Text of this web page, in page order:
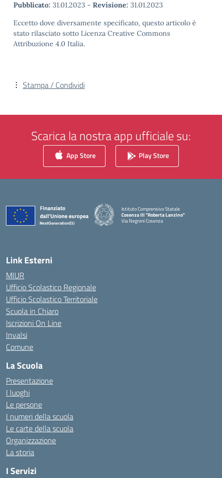
Pubblicato: 31.01.2023 - Revisione: 31.01.2023
Eccetto dove diversamente specificato, questo articolo è
stato rilasciato sotto Licenza Creative Commons
Attribuzione 4.0 Italia.
Stampa / Condividi
Scarica la nostra app ufficiale su:
App Store Play Store
Istituto Comprensivo Statale
Cosenza III "Roberta Lanzino"
Via Negroni Cosenza
— Visita la pagina iniziale della scuola
Link Esterni
MIUR
Ufficio Scolastico Regionale
Ufficio Scolastico Territoriale
Scuola in Chiaro
Iscrizioni On Line
Invalsi
Comune
La Scuola
Presentazione
I luoghi
Le persone
I numeri della scuola
Le carte della scuola
Organizzazione
La storia
I Servizi